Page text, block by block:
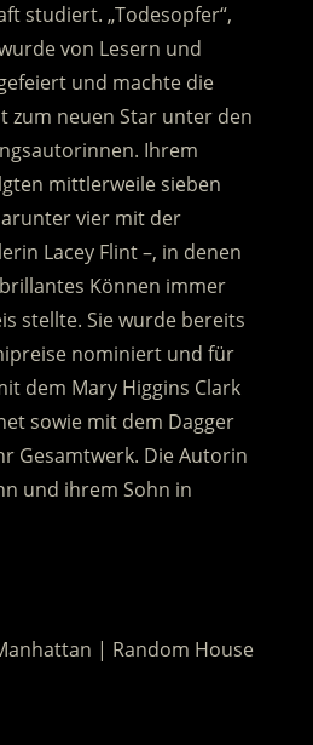
studiert. „Todesopfer“,
von Lesern und
und machte die
zum neuen Star unter den
Ihrem
mittlerweile sieben
vier mit der
Lacey Flint –, in denen
Können immer
stellte. Sie wurde bereits
nominiert und für
dem Mary Higgins Clark
sowie mit dem Dagger
Gesamtwerk. Die Autorin
und ihrem Sohn in
| Random House